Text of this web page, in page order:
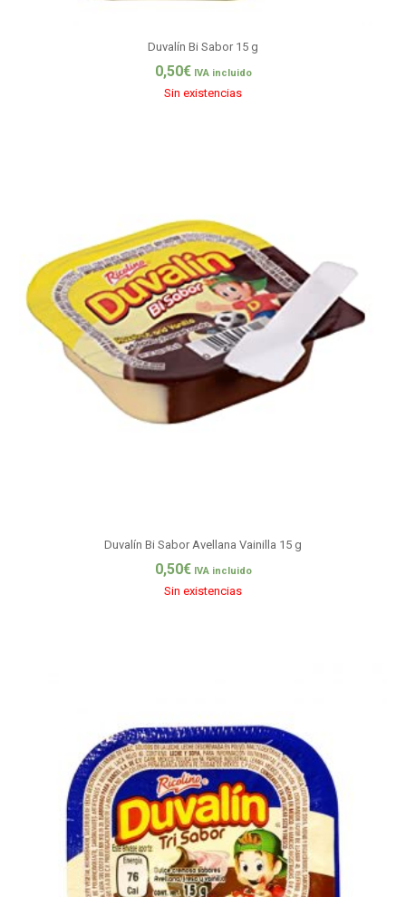
Duvalín Bi Sabor 15 g
0,50€ IVA incluido
Sin existencias
Duvalín Bi Sabor Avellana Vainilla 15 g
0,50€ IVA incluido
Sin existencias